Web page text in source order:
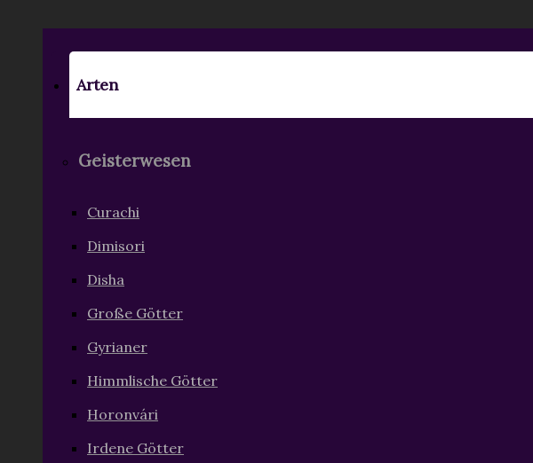
Arten
Geisterwesen
Curachi
Dimisori
Disha
Große Götter
Gyrianer
Himmlische Götter
Horonvári
Irdene Götter